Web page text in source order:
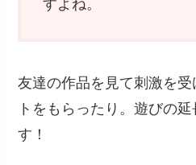
すよね。
友達の作品を見て刺激を
トをもらったり。遊びの
す！